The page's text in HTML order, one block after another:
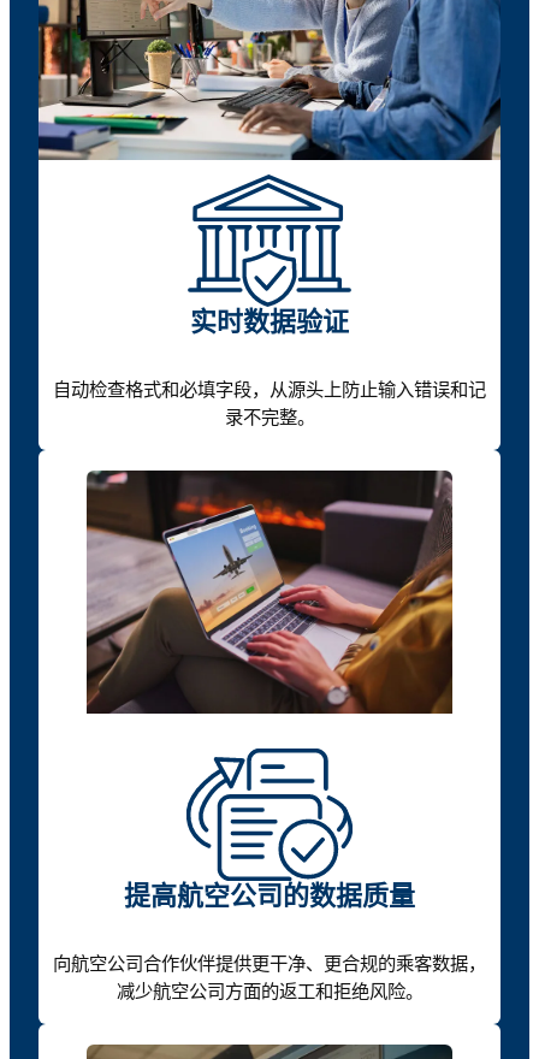
实时数据验证
自动检查格式和必填字段，从源头上防止输入错误和记
录不完整。
提高航空公司的数据质量
向航空公司合作伙伴提供更干净、更合规的乘客数据，
减少航空公司方面的返工和拒绝风险。